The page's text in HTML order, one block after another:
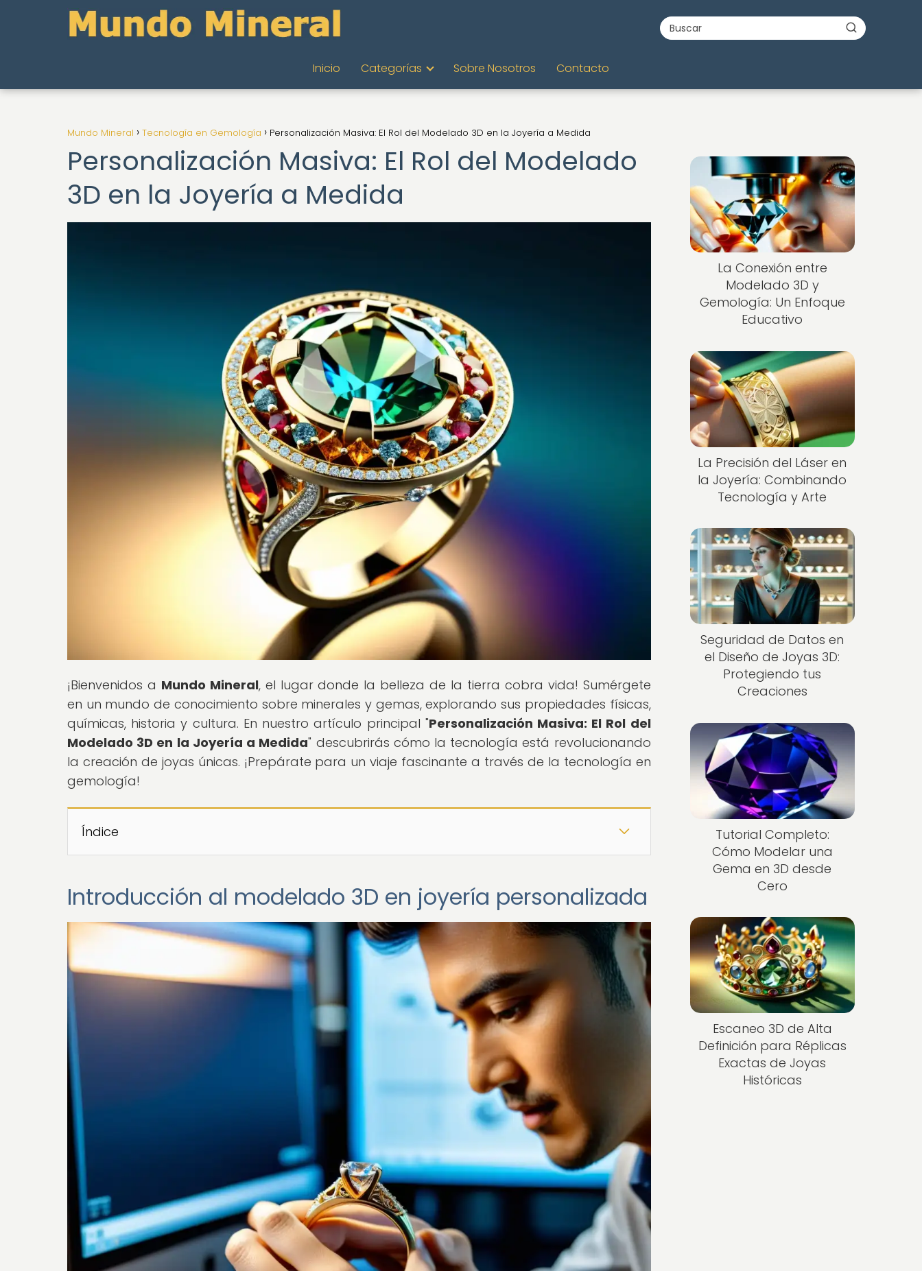
Inicio Categorías Sobre Nosotros Contacto
Mundo Mineral Tecnología en Gemología Personalización Masiva: El Rol del Modelado 3D en la Joyería a Medida
Personalización Masiva: El Rol del Modelado
3D en la Joyería a Medida
¡Bienvenidos a Mundo Mineral, el lugar donde la belleza de la tierra cobra vida! Sumérgete
en un mundo de conocimiento sobre minerales y gemas, explorando sus propiedades físicas,
químicas, historia y cultura. En nuestro artículo principal "Personalización Masiva: El Rol del
Modelado 3D en la Joyería a Medida" descubrirás cómo la tecnología está revolucionando
la creación de joyas únicas. ¡Prepárate para un viaje fascinante a través de la tecnología en
gemología!
Índice
Introducción al modelado 3D en joyería personalizada
La Conexión entre
Modelado 3D y
Gemología: Un Enfoque
Educativo
La Precisión del Láser en
la Joyería: Combinando
Tecnología y Arte
Seguridad de Datos en
el Diseño de Joyas 3D:
Protegiendo tus
Creaciones
Tutorial Completo:
Cómo Modelar una
Gema en 3D desde
Cero
Escaneo 3D de Alta
Definición para Réplicas
Exactas de Joyas
Históricas